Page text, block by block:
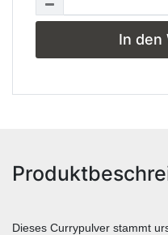
In den
Dieses Currypulver stammt